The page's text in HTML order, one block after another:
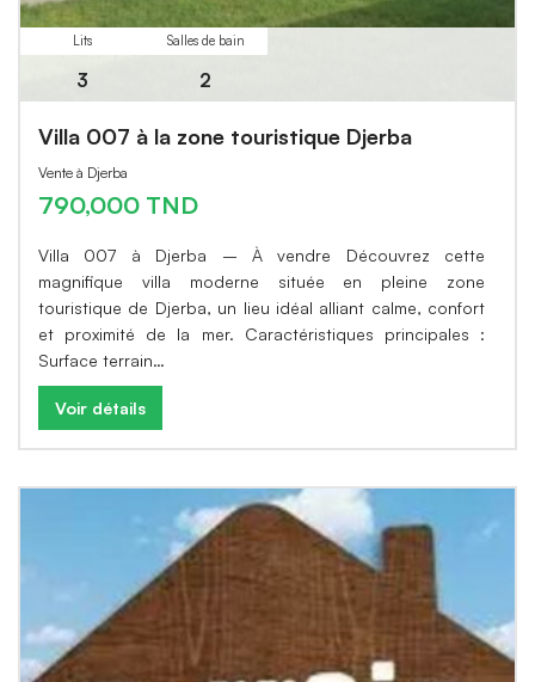
Lits
3
Salles de bain
2
Villa 007 à la zone touristique Djerba
Vente à Djerba
790,000 TND
Villa 007 à Djerba – À vendre Découvrez cette
magnifique villa moderne située en pleine zone
touristique de Djerba, un lieu idéal alliant calme, confort
et proximité de la mer. Caractéristiques principales :
Surface terrain…
Voir détails